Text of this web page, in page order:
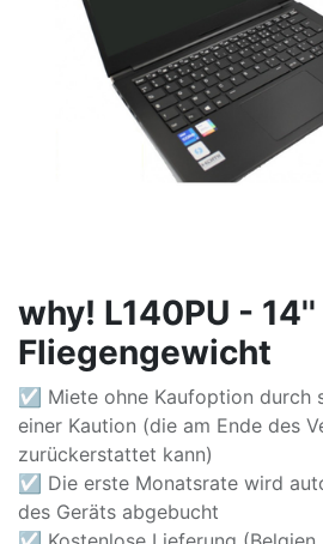
why! L140PU -
Fliegengewicht
☑ Miete ohne Kaufoption durch
einer Kaution (die am Ende des
zurückerstattet kann)
☑ Die erste Monatsrate wird
des Geräts abgebucht